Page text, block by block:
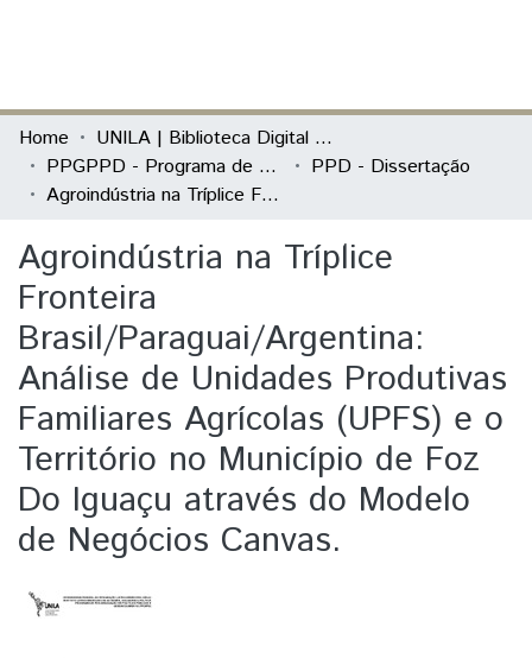
Communities & Collections
All of DSpace
Home
UNILA | Biblioteca Digital de Dissertações e Teses
PPGPPD - Programa de Pós-Graduação em Políticas Públicas e Desenvolvimento
PPD - Dissertação
Agroindústria na Tríplice Fronteira Brasil/Paraguai/Argentina: Análise de Unidades Produtivas Familiares Agrícolas (UPFS) e o Território no Município de Foz Do Iguaçu através do Modelo de Negócios Canvas.
Agroindústria na Tríplice
Fronteira
Brasil/Paraguai/Argentina:
Análise de Unidades Produtivas
Familiares Agrícolas (UPFS) e o
Território no Município de Foz
Do Iguaçu através do Modelo
de Negócios Canvas.